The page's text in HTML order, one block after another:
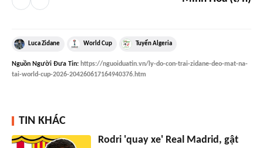
Luca Zidane World Cup Tuyển Algeria
Nguồn Người Đưa Tin: https://nguoiduatin.vn/ly-do-con-trai-zidane-deo-mat-na-
tai-world-cup-2026-204260617164940376.htm
TIN KHÁC
Rodri 'quay xe' Real Madrid, gật